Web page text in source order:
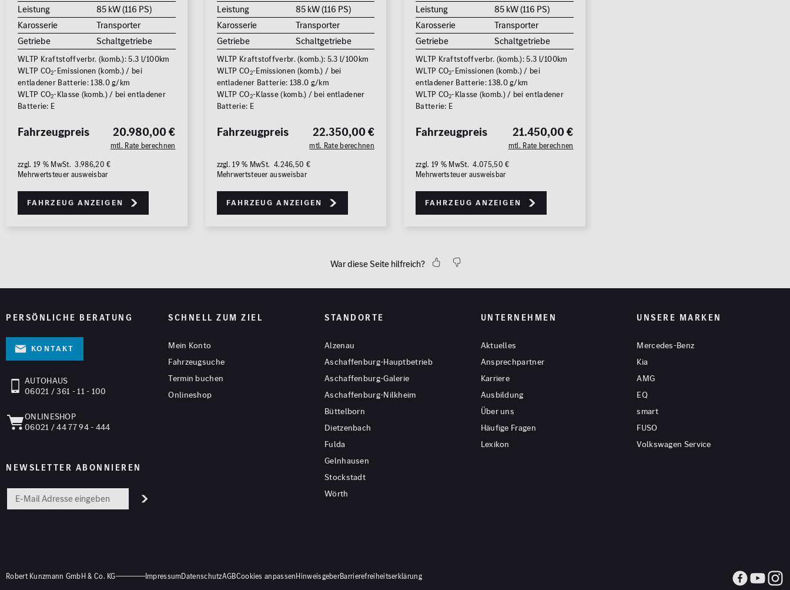
Leistung
85 kW (116 PS)
Karosserie
Transporter
Getriebe
Schaltgetriebe
WLTP Kraftstoffverbr. (komb.): 5.3 l/100km
WLTP CO2-Emissionen (komb.) / bei
entladener Batterie: 138.0 g/km
WLTP CO2-Klasse (komb.) / bei entladener
Batterie: E
20.980,00 €
mtl. Rate berechnen
Fahrzeugpreis
zzgl. 19 % MwSt. 3.986,20 €
Mehrwertsteuer ausweisbar
Fahrzeug anzeigen
Leistung
85 kW (116 PS)
Karosserie
Transporter
Getriebe
Schaltgetriebe
WLTP Kraftstoffverbr. (komb.): 5.3 l/100km
WLTP CO2-Emissionen (komb.) / bei
entladener Batterie: 138.0 g/km
WLTP CO2-Klasse (komb.) / bei entladener
Batterie: E
22.350,00 €
mtl. Rate berechnen
Fahrzeugpreis
zzgl. 19 % MwSt. 4.246,50 €
Mehrwertsteuer ausweisbar
Fahrzeug anzeigen
Leistung
85 kW (116 PS)
Karosserie
Transporter
Getriebe
Schaltgetriebe
WLTP Kraftstoffverbr. (komb.): 5.3 l/100km
WLTP CO2-Emissionen (komb.) / bei
entladener Batterie: 138.0 g/km
WLTP CO2-Klasse (komb.) / bei entladener
Batterie: E
21.450,00 €
mtl. Rate berechnen
Fahrzeugpreis
zzgl. 19 % MwSt. 4.075,50 €
Mehrwertsteuer ausweisbar
Fahrzeug anzeigen
War diese Seite hilfreich?
PERSÖNLICHE BERATUNG
Kontakt
AUTOHAUS
06021 / 361 - 11 - 100
ONLINESHOP
06021 / 44 77 94 - 444
NEWSLETTER ABONNIEREN
SCHNELL ZUM ZIEL
Mein Konto
Fahrzeugsuche
Termin buchen
Onlineshop
STANDORTE
Alzenau
Aschaffenburg-Hauptbetrieb
Aschaffenburg-Galerie
Aschaffenburg-Nilkheim
Büttelborn
Dietzenbach
Fulda
Gelnhausen
Stockstadt
Wörth
UNTERNEHMEN
Aktuelles
Ansprechpartner
Karriere
Ausbildung
Über uns
Häufige Fragen
Lexikon
UNSERE MARKEN
Mercedes-Benz
Kia
AMG
EQ
smart
FUSO
Volkswagen Service
Robert Kunzmann GmbH & Co. KG ImpressumDatenschutzAGBCookies anpassenHinweisgeberBarrierefreiheitserklärung